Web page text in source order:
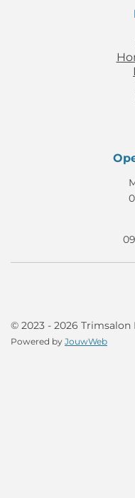
© 2023 - 2026 Trimsalon
Powered by JouwWeb